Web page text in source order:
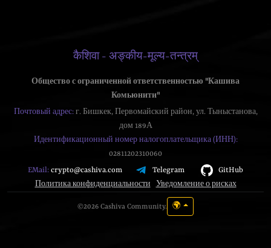
कैशिवा - अङ्कीय-मूल्य-तन्त्रम्
Общество с ограниченной ответственностью "Кашива
Комьюнити"
Почтовый адрес:г. Бишкек, Первомайский район, ул. Тыныстанова,
дом 189А
Идентификационный номер налогоплательщика (ИНН):
02811202310060
EMail: crypto@cashiva.com Telegram
GitHub
Политика конфиденциальности
Уведомление о рисках
©2026 Cashiva Community. 🌍